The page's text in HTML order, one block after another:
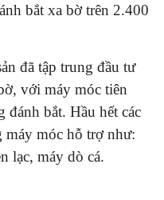
bắt xa bờ trên 2.400
đã tập trung đầu tư
với máy móc tiên
đánh bắt. Hầu hết các
máy móc hỗ trợ như:
lạc, máy dò cá.